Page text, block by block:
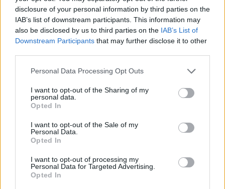
disclosure of your personal information by third parties on the
IAB’s list of downstream participants. This information may
also be disclosed by us to third parties on the IAB’s List of
Downstream Participants that may further disclose it to other
Personal Data Processing Opt Outs
I want to opt-out of the Sharing of my
personal data.
Opted In
I want to opt-out of the Sale of my
Personal Data.
Opted In
I want to opt-out of processing my
Personal Data for Targeted Advertising.
Opted In
TAIP PAT SKAITYKITE